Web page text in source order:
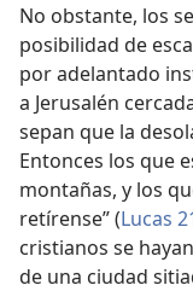
No obstante, los
posibilidad de
por adelantado
a Jerusalén
sepan que la
Entonces los que
montañas, y los
retírense” (Lucas
cristianos se
de una ciudad